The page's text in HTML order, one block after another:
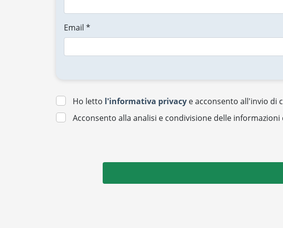
Email *
Ho letto l'informativa privacy e acconsento all'invio di
Acconsento alla analisi e condivisione delle